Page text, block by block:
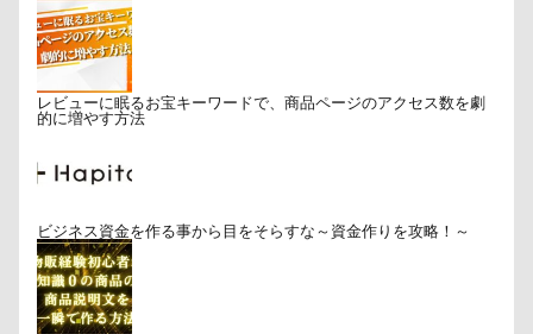
レビューに眠るお宝キーワードで、商品ページのアクセス数を劇
的に増やす方法
ビジネス資金を作る事から目をそらすな～資金作りを攻略！～